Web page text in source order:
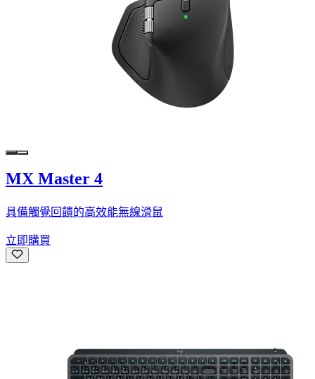
MX Master 4
具備觸覺回饋的高效能無線滑鼠
立即購買